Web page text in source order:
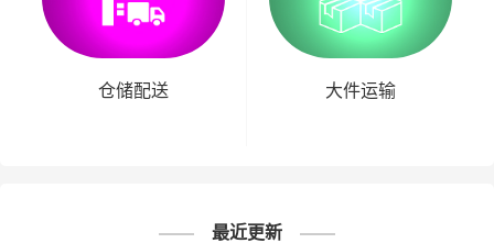
仓储配送 大件运输
最近更新